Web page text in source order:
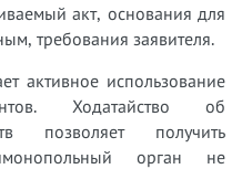
акт, основания для
требования заявителя.
активное использование
Ходатайство об
позволяет получить
орган не